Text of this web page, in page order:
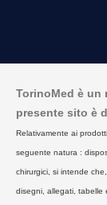
TorinoMed è un
presente sito è
Relativamente ai
seguente natura :
chirurgici, si intende
disegni, allegati, tabelle